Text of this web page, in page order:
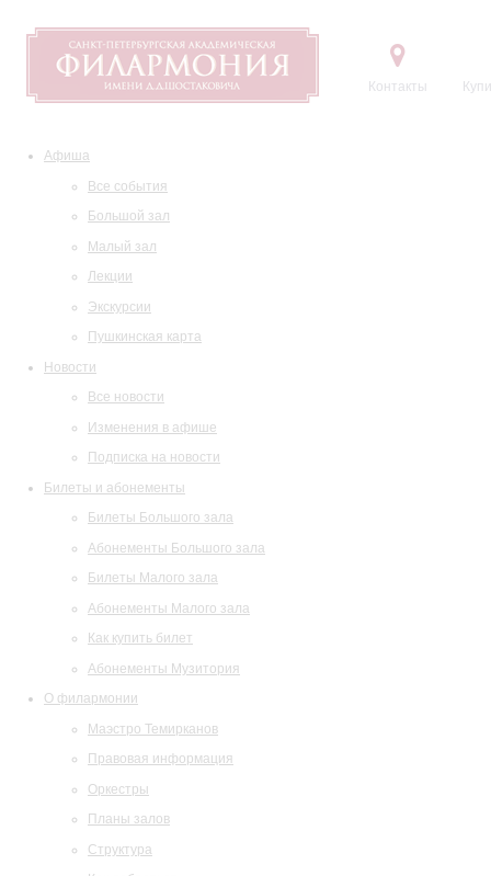
Контакты
Афиша
Все события
Большой зал
Малый зал
Лекции
Экскурсии
Пушкинская карта
Новости
Все новости
Изменения в афише
Подписка на новости
Билеты и абонементы
Билеты Большого зала
Абонементы Большого зала
Билеты Малого зала
Абонементы Малого зала
Как купить билет
Абонементы Музитория
О филармонии
Маэстро Темирканов
Правовая информация
Оркестры
Планы залов
Структура